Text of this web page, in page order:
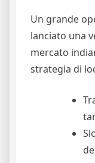
Un grande
lanciato una
mercato
strategia di